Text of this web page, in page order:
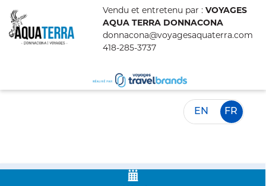
Vendu et entretenu par : VOYAGES
AQUA TERRA DONNACONA
donnacona@voyagesaquaterra.com
418-285-3737
EN FR